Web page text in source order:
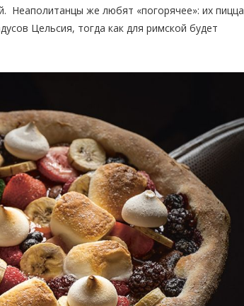
Неаполитанцы же любят «погорячее»: их пицца
Цельсия, тогда как для римской будет